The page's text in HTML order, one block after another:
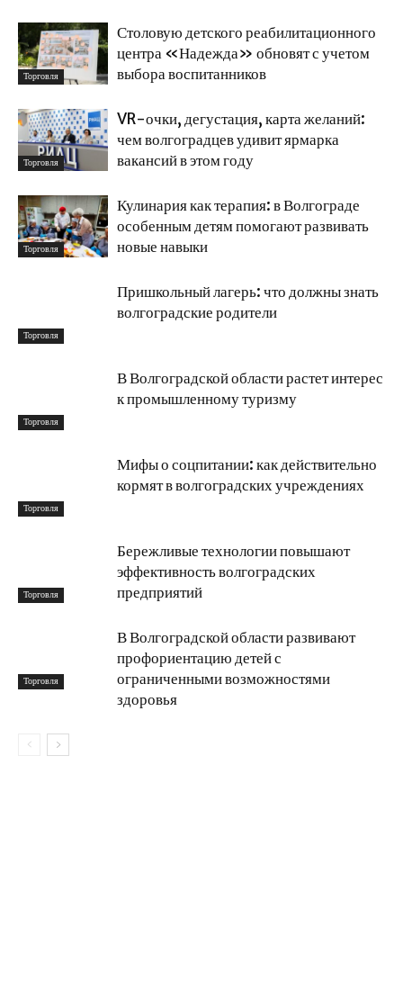
Торговля
Столовую детского реабилитационного
центра «Надежда» обновят с учетом
выбора воспитанников
Торговля
VR-очки, дегустация, карта желаний:
чем волгоградцев удивит ярмарка
вакансий в этом году
Торговля
Кулинария как терапия: в Волгограде
особенным детям помогают развивать
новые навыки
Торговля
Пришкольный лагерь: что должны знать
волгоградские родители
Торговля
В Волгоградской области растет интерес
к промышленному туризму
Торговля
Мифы о соцпитании: как действительно
кормят в волгоградских учреждениях
Торговля
Бережливые технологии повышают
эффективность волгоградских
предприятий
Торговля
В Волгоградской области развивают
профориентацию детей с
ограниченными возможностями
здоровья